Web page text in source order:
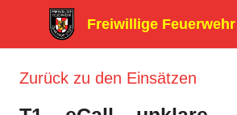
Freiwillige
Zurück zu den Einsätzen